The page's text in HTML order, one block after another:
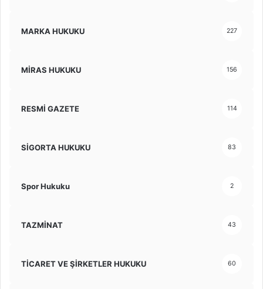
MARKA HUKUKU 227
MİRAS HUKUKU 156
RESMİ GAZETE 114
SİGORTA HUKUKU 83
Spor Hukuku 2
TAZMİNAT 43
TİCARET VE ŞİRKETLER HUKUKU 60